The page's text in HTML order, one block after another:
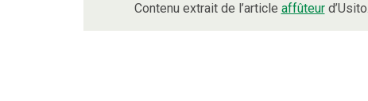
Contenu extrait de l’article affûteurd’Usito.